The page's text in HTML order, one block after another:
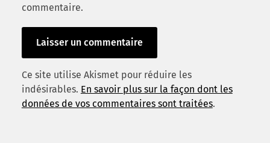
commentaire.
Ce site utilise Akismet pour réduire les
indésirables. En savoir plus sur la façon dont les
données de vos commentaires sont traitées.